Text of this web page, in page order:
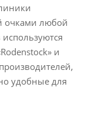
очками любой
и
удобные для